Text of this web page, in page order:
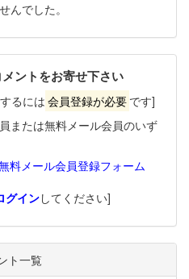
んでした。
ントをお寄せ下さい
るには 会員登録が必要 です]
または無料メール会員のいず
料メール会員登録フォーム
グインしてください]
ト一覧